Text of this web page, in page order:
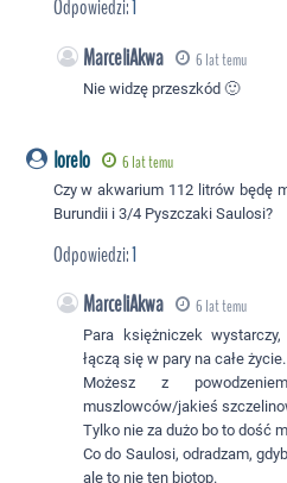
Odpowiedzi:1
MarceliAkwa 6 lat temu
Nie widzę przeszkód 🙂
lorelo 6 lat temu
Czy w akwarium 112 litrów będę
Burundii i 3/4 Pyszczaki Saulosi?
Odpowiedzi:1
MarceliAkwa 6 lat temu
Para księżniczek
łączą się w pary na całe życie.
Możesz z
muszlowców/jakieś
Tylko nie za dużo bo to dość
Co do Saulosi, odradzam,
ale to nie ten biotop.